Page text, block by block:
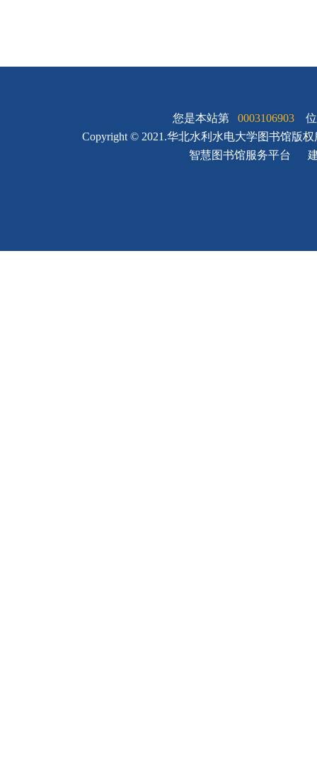
您是本站第 0003106903
Copyright © 2021.华北水利水电大学图书馆版权
智慧图书馆服务平台